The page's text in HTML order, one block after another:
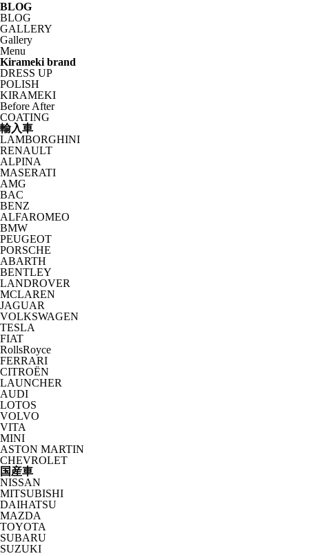
BLOG
BLOG
GALLERY
Gallery
Menu
Kirameki brand
DRESS UP
POLISH
KIRAMEKI
Before After
COATING
輸入車
LAMBORGHINI
RENAULT
ALPINA
MASERATI
AMG
BAC
BENZ
ALFAROMEO
BMW
PEUGEOT
PORSCHE
ABARTH
BENTLEY
LANDROVER
MCLAREN
JAGUAR
VOLKSWAGEN
TESLA
FIAT
RollsRoyce
FERRARI
CITROËN
LAUNCHER
AUDI
LOTOS
VOLVO
VITA
MINI
ASTON MARTIN
CHEVROLET
国産車
NISSAN
MITSUBISHI
DAIHATSU
MAZDA
TOYOTA
SUBARU
SUZUKI